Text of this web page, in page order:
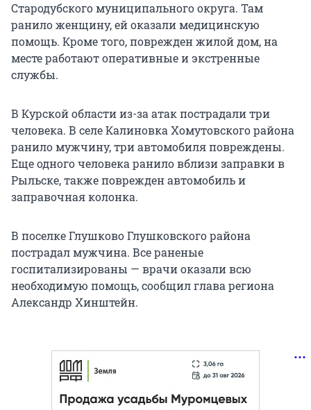
Стародубского муниципального округа. Там
ранило женщину, ей оказали медицинскую
помощь. Кроме того, поврежден жилой дом, на
месте работают оперативные и экстренные
службы.
В Курской области из-за атак пострадали три
человека. В селе Калиновка Хомутовского района
ранило мужчину, три автомобиля повреждены.
Еще одного человека ранило вблизи заправки в
Рыльске, также поврежден автомобиль и
заправочная колонка.
В поселке Глушково Глушковского района
пострадал мужчина. Все раненые
госпитализированы — врачи оказали всю
необходимую помощь, сообщил глава региона
Александр Хинштейн.